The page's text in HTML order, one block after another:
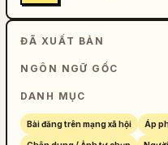
ĐÃ XUẤT BẢN
NGÔN NGỮ GỐC
DANH MỤC
Bài đăng trên mạng xã hội Áp